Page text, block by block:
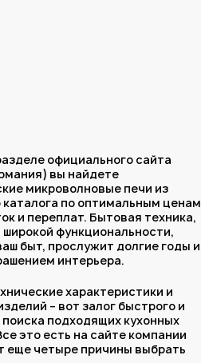
официального сайта
вы найдете
микроволновые печи из
каталога по оптимальным ценам
и переплат. Бытовая техника,
широкой функциональности,
быт, прослужит долгие годы и
интерьера.
характеристики и
– вот залог быстрого и
подходящих кухонных
это есть на сайте компании
еще четыре причины выбрать